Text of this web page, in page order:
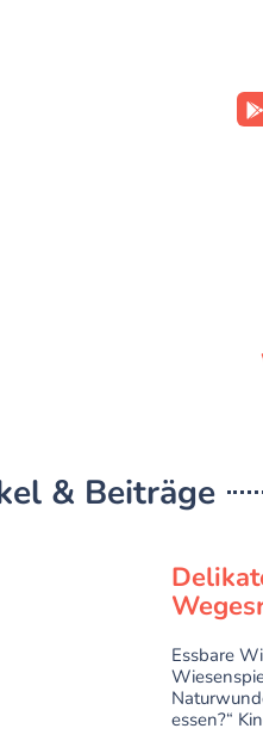
& Beiträge
Essbare
essen?“